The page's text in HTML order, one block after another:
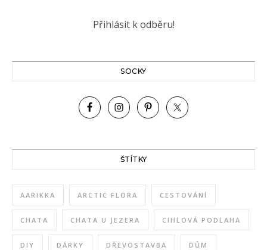
SOCKY
ŠTÍTKY
AARIKKA ARCTIC FLORA CESTOVÁNÍ
CHATA CHATA U JEZERA CIHLOVÁ PODLAHA
DIY DÁRKY DŘEVOSTAVBA DŮM